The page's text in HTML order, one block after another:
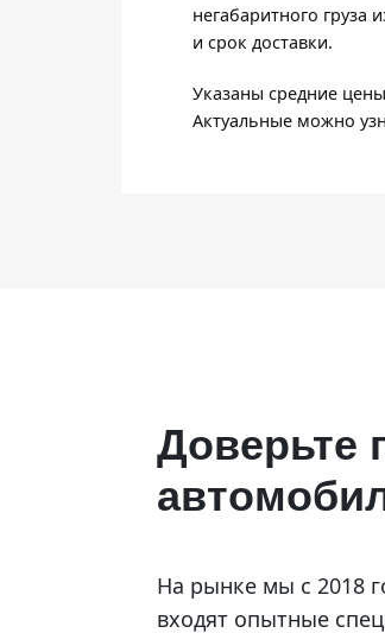
негабаритного груза
и срок доставки.
Указаны средние
Актуальные можно
Доверьте
На рынке мы с 2018
входят опытные